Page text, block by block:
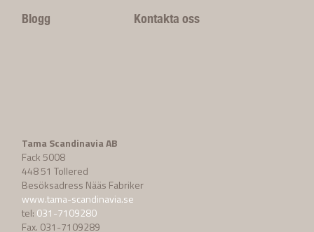
Blogg Kontakta oss
Tama Scandinavia AB
Fack 5008
448 51 Tollered
Besöksadress Nääs Fabriker
www.tama-scandinavia.se
tel: 031-7109280
Fax. 031-7109289